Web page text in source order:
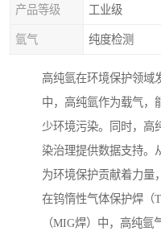
产品等级 工业级
氩气 纯度检测
高纯氩在环境保护领域
中，高纯氩作为载气，
少环境污染。同时，高
染治理提供数据支持。
为环境保护贡献着力量
在钨惰性气体保护焊（
（MIG焊）中，高纯